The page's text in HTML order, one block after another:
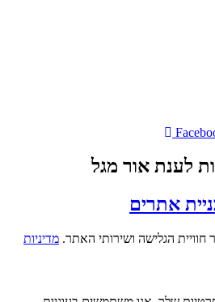
לענת אור מגל
חוויית הגלישה ושירותי האתר. מדיניות